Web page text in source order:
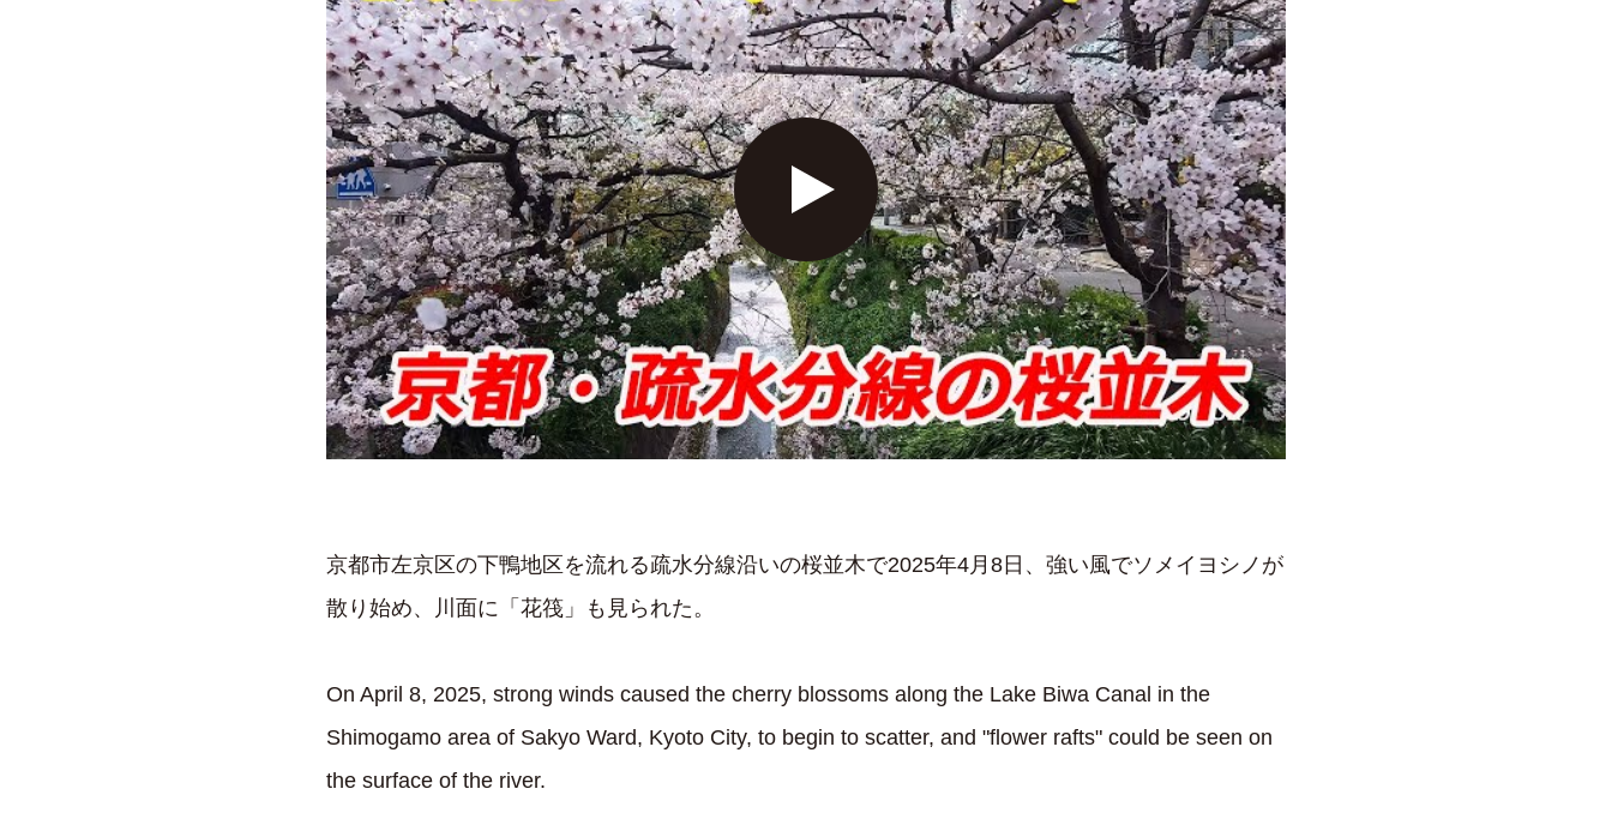
京都市左京区の下鴨地区を流れる疏水分線沿いの桜並木で2025年4月8日、強い風でソメイヨシノが
散り始め、川面に「花筏」も見られた。
On April 8, 2025, strong winds caused the cherry blossoms along the Lake Biwa Canal in the
Shimogamo area of ​​Sakyo Ward, Kyoto City, to begin to scatter, and "flower rafts" could be seen on
the surface of the river.